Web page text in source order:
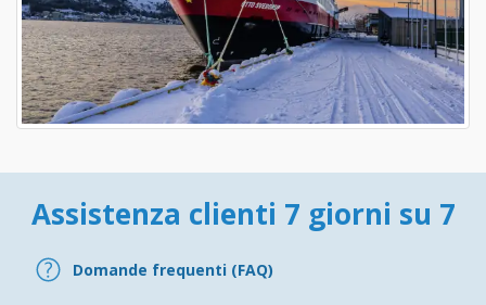
Assistenza clienti 7 giorni su 7
Domande frequenti (FAQ)